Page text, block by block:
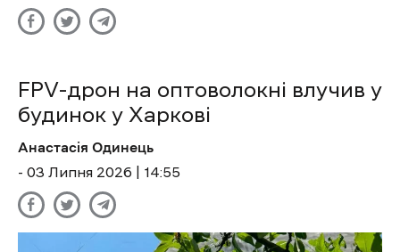
FPV-дрон на оптоволокні влучив у
будинок у Харкові
Анастасія Одинець
- 03 Липня 2026 | 14:55